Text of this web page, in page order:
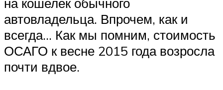
автовладельца. Впрочем, как и
всегда… Как мы помним, стоимость
ОСАГО к весне 2015 года возросла
почти вдвое.